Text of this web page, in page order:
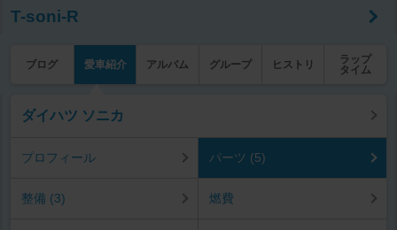
T-soni-R
ブログ 愛車紹介 アルバム グループ ヒストリ
ラップ
タイム
ダイハツ ソニカ
プロフィール パーツ (5)
整備 (3) 燃費